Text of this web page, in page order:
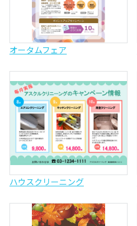
オータムフェア
ハウスクリーニング